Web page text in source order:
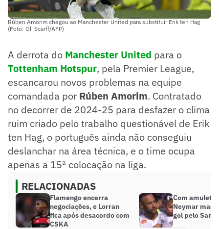
Rúben Amorim chegou ao Manchester United para substituir Erik ten Hag
(Foto: Oli Scarff/AFP)
A derrota do Manchester United para o
Tottenham Hotspur, pela Premier League,
escancarou novos problemas na equipe
comandada por Rúben Amorim. Contratado
no decorrer de 2024-25 para desfazer o clima
ruim criado pelo trabalho questionável de Erik
ten Hag, o português ainda não conseguiu
deslanchar na área técnica, e o time ocupa
apenas a 15ª colocação na liga.
RELACIONADAS
Flamengo encerra
negociações, e Lorran
fica após desacordo com
CSKA
Com amuleto
Neymar
gol pelo